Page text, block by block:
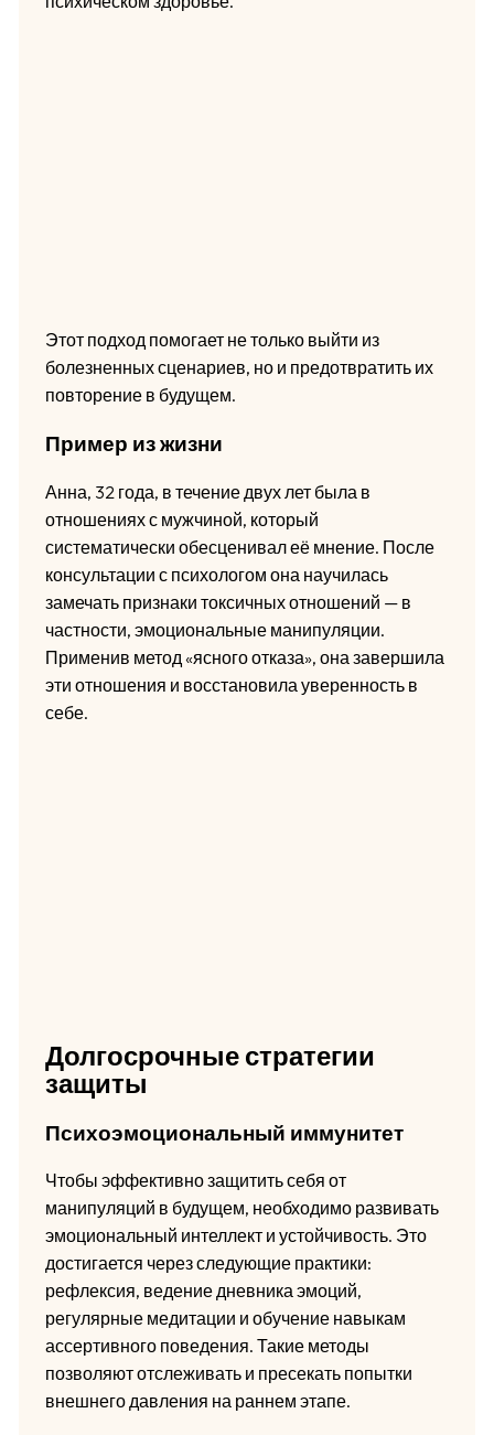
Этот подход помогает не только выйти из
болезненных сценариев, но и предотвратить их
повторение в будущем.
Пример из жизни
Анна, 32 года, в течение двух лет была в
отношениях с мужчиной, который
систематически обесценивал её мнение. После
консультации с психологом она научилась
замечать признаки токсичных отношений — в
частности, эмоциональные манипуляции.
Применив метод «ясного отказа», она завершила
эти отношения и восстановила уверенность в
себе.
Долгосрочные стратегии
защиты
Психоэмоциональный иммунитет
Чтобы эффективно защитить себя от
манипуляций в будущем, необходимо развивать
эмоциональный интеллект и устойчивость. Это
достигается через следующие практики:
рефлексия, ведение дневника эмоций,
регулярные медитации и обучение навыкам
ассертивного поведения. Такие методы
позволяют отслеживать и пресекать попытки
внешнего давления на раннем этапе.